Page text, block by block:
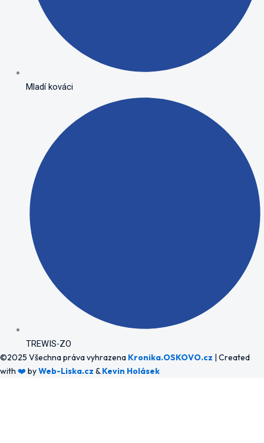
Mladí kováci
TREWIS-ZO
©2025 Všechna práva vyhrazena Kronika.OSKOVO.cz | Created
with ❤️ byWeb-Liska.cz &Kevin Holásek